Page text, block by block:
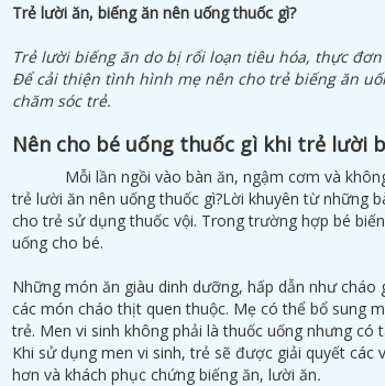
Trẻ lười ăn, biếng ăn nên uống thuốc gì?
Trẻ lười biếng ăn do bị rối loạn tiêu hóa, thực
Để cải thiện tình hình mẹ nên cho trẻ biếng ăn
chăm sóc trẻ.
Nên cho bé uống thuốc gì khi trẻ lười
Mỗi lần ngồi vào bàn ăn, ngậm cơm và
trẻ lười ăn nên uống thuốc gì?Lời khuyên từ những
cho trẻ sử dụng thuốc vội. Trong trường hợp bé
uống cho bé.
Những món ăn giàu dinh dưỡng, hấp dẫn như
các món cháo thịt quen thuộc. Mẹ có thể bổ sung
trẻ. Men vi sinh không phải là thuốc uống nhưng
Khi sử dụng men vi sinh, trẻ sẽ được giải quyết
hơn và khách phục chứng biếng ăn, lười ăn.